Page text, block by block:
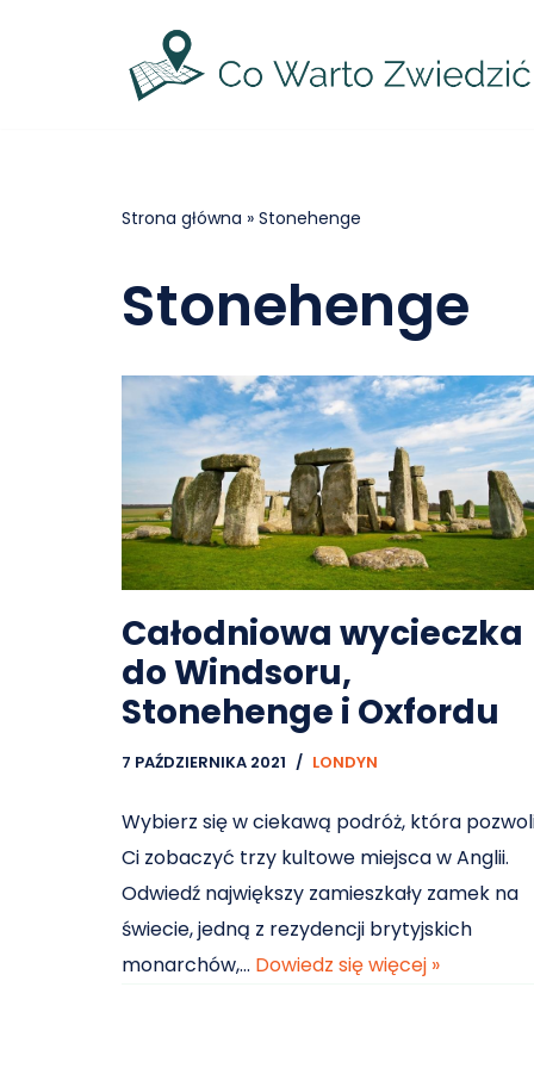
Strona główna » Stonehenge
Stonehenge
Całodniowa wycieczka
do Windsoru,
Stonehenge i Oxfordu
7 PAŹDZIERNIKA 2021 LONDYN
Wybierz się w ciekawą podróż, która
Ci zobaczyć trzy kultowe miejsca w Anglii.
Odwiedź największy zamieszkały zamek na
świecie, jedną z rezydencji brytyjskich
monarchów,… Dowiedz się więcej »